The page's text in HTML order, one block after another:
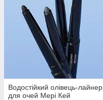
Водостійкий олівець-лайнер
для очей Мері Кей